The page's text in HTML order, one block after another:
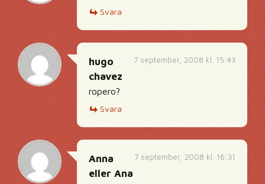
Svara
7 september, 2008 kl. 15:43
hugo
chavez
ropero?
Svara
7 september, 2008 kl. 16:31
Anna
eller Ana